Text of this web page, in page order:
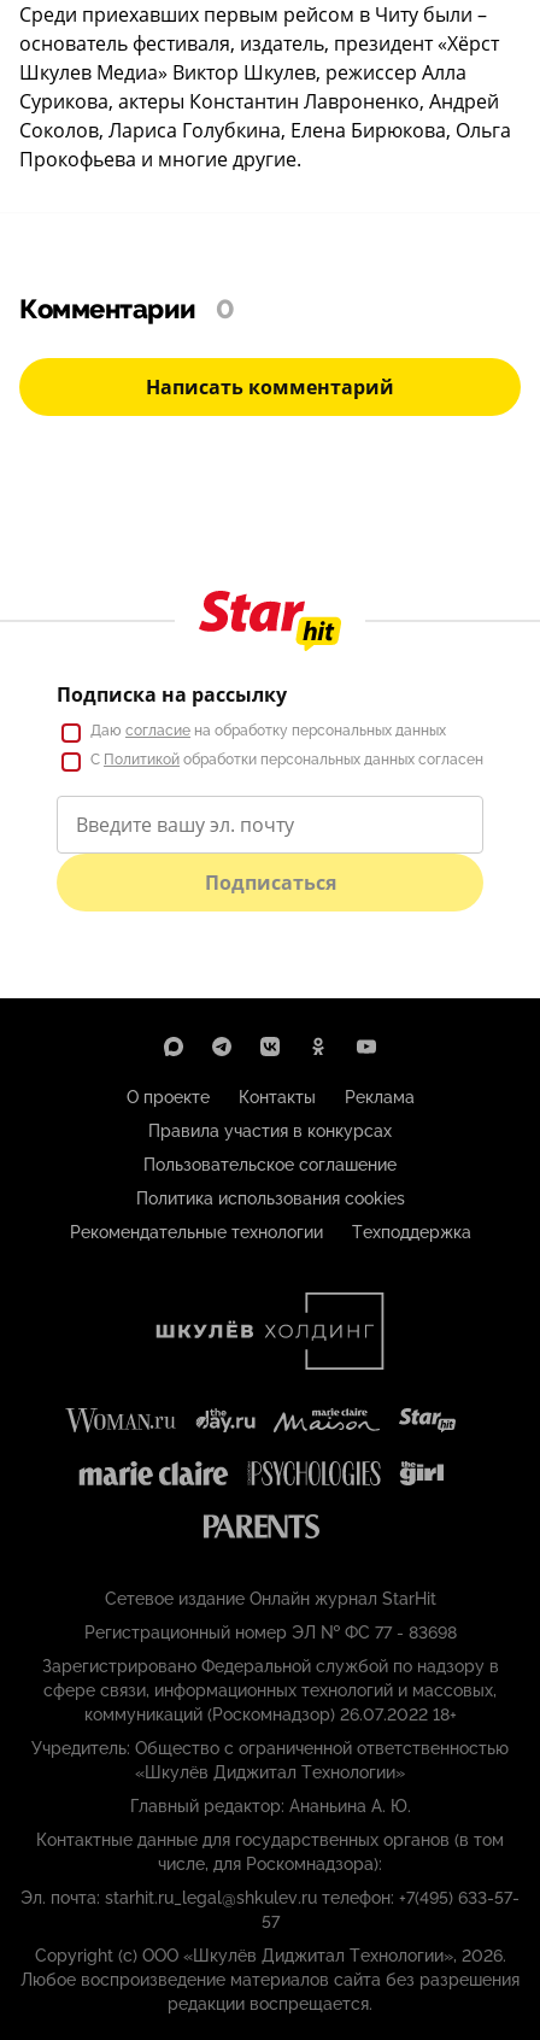
Среди приехавших первым рейсом в Читу были –
основатель фестиваля, издатель, президент «Хёрст
Шкулев Медиа» Виктор Шкулев, режиссер Алла
Сурикова, актеры Константин Лавроненко, Андрей
Соколов, Лариса Голубкина, Елена Бирюкова, Ольга
Прокофьева и многие другие.
Комментарии 0
Написать комментарий
Подписка на рассылку
Даю согласие на обработку персональных данных
С Политикой обработки персональных данных согласен
Подписаться
О проекте Контакты
Реклама
Правила участия в конкурсах
Пользовательское соглашение
Политика использования cookies
Рекомендательные технологии
Техподдержка
Сетевое издание Онлайн журнал StarHit
Регистрационный номер ЭЛ № ФС 77 - 83698
Зарегистрировано Федеральной службой по надзору в
сфере связи, информационных технологий и массовых,
коммуникаций (Роскомнадзор) 26.07.2022 18+
Учредитель: Общество с ограниченной ответственностью
«Шкулёв Диджитал Технологии»
Главный редактор: Ананьина А. Ю.
Контактные данные для государственных органов (в том
числе, для Роскомнадзора):
Эл. почта: starhit.ru_legal@shkulev.ru телефон: +7(495) 633-57-
57
Copyright (с) ООО «Шкулёв Диджитал Технологии», 2026.
Любое воспроизведение материалов сайта без разрешения
редакции воспрещается.